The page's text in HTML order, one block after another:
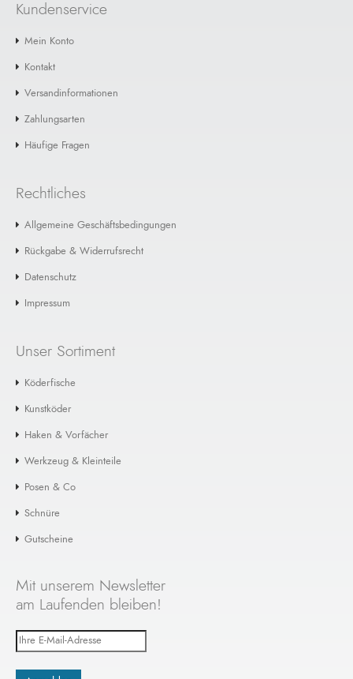
Kundenservice
Mein Konto
Kontakt
Versandinformationen
Zahlungsarten
Häufige Fragen
Rechtliches
Allgemeine Geschäftsbedingungen
Rückgabe & Widerrufsrecht
Datenschutz
Impressum
Unser Sortiment
Köderfische
Kunstköder
Haken & Vorfächer
Werkzeug & Kleinteile
Posen & Co
Schnüre
Gutscheine
Mit unserem Newsletter
am Laufenden bleiben!